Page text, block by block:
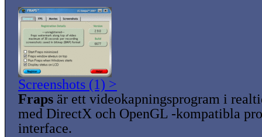
Screenshots (1) >
Fraps är ett videokapningsprogram i
med DirectX och OpenGL -kompatibla
interface.